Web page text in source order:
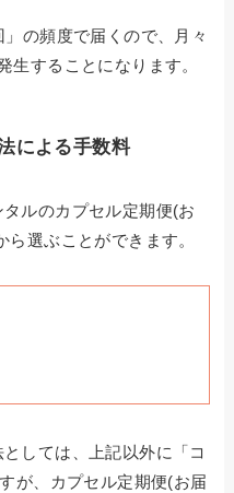
の頻度で届くので、月々
生することになります。
による手数料
ルのカプセル定期便(お
選ぶことができます。
しては、上記以外に「コ
が、カプセル定期便(お届